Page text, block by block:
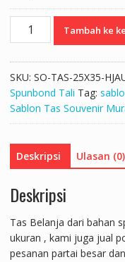
Kuantitas
Tali
25
x
cm
Tambah ke
SKU: SO-TAS-25X35-
Spunbond Tali Tag:
Sablon Tas Souvenir
Deskripsi Ulasan (0)
Deskripsi
Tas Belanja dari bahan
ukuran , kami juga jual
pesanan partai besar